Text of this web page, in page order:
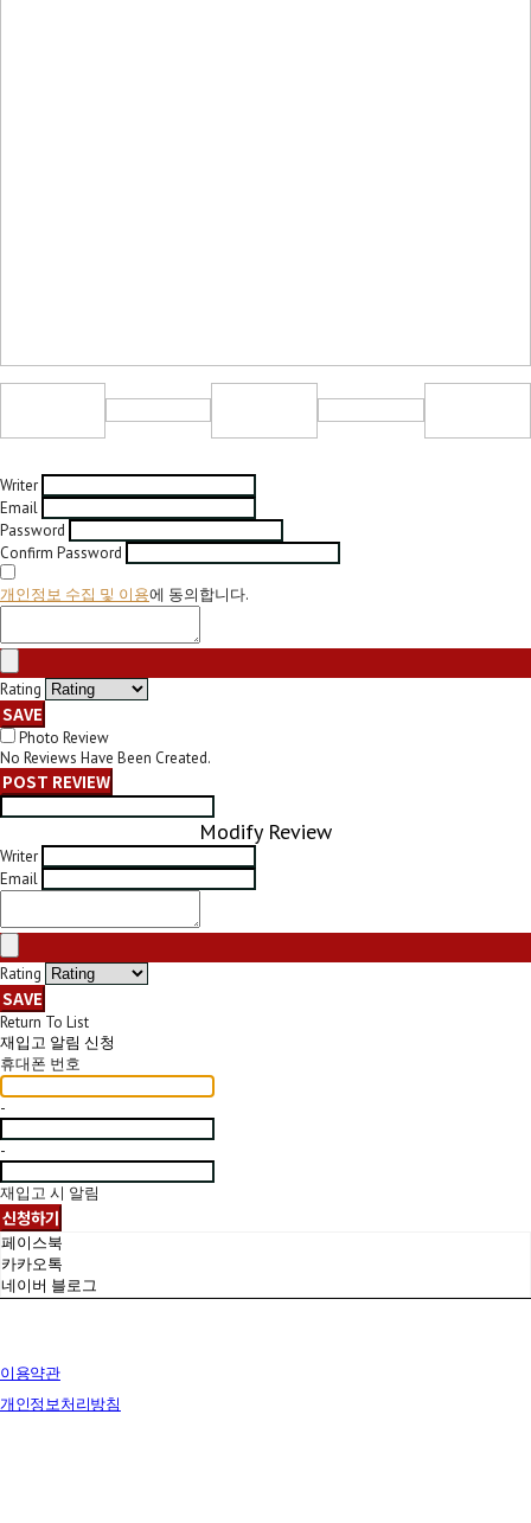
Writer
Email
Password
Confirm Password
개인정보 수집 및 이용에 동의합니다.
Rating
SAVE
Photo Review
No Reviews Have Been Created.
POST REVIEW
Modify Review
Writer
Email
Rating
SAVE
Return To List
재입고 알림 신청
휴대폰 번호
-
-
재입고 시 알림
신청하기
페이스북
카카오톡
네이버 블로그
이용약관
개인정보처리방침